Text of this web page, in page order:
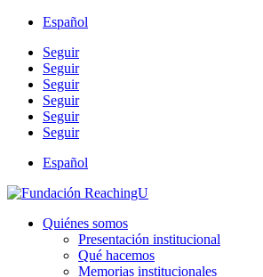
Español
Seguir
Seguir
Seguir
Seguir
Seguir
Seguir
Español
Quiénes somos
Presentación institucional
Qué hacemos
Memorias institucionales